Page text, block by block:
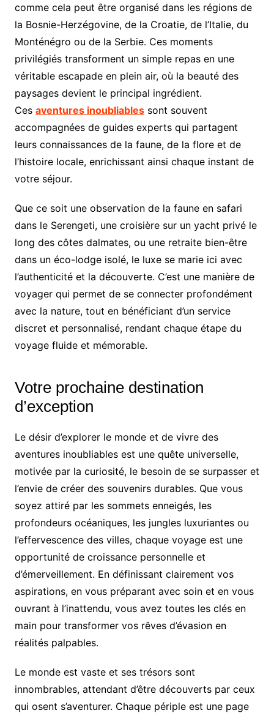
comme cela peut être organisé dans les régions de
la Bosnie-Herzégovine, de la Croatie, de l’Italie, du
Monténégro ou de la Serbie. Ces moments
privilégiés transforment un simple repas en une
véritable escapade en plein air, où la beauté des
paysages devient le principal ingrédient.
Ces aventures inoubliablessont souvent
accompagnées de guides experts qui partagent
leurs connaissances de la faune, de la flore et de
l’histoire locale, enrichissant ainsi chaque instant de
votre séjour.
Que ce soit une observation de la faune en safari
dans le Serengeti, une croisière sur un yacht privé le
long des côtes dalmates, ou une retraite bien-être
dans un éco-lodge isolé, le luxe se marie ici avec
l’authenticité et la découverte. C’est une manière de
voyager qui permet de se connecter profondément
avec la nature, tout en bénéficiant d’un service
discret et personnalisé, rendant chaque étape du
voyage fluide et mémorable.
Votre prochaine destination
d’exception
Le désir d’explorer le monde et de vivre des
aventures inoubliables est une quête universelle,
motivée par la curiosité, le besoin de se surpasser et
l’envie de créer des souvenirs durables. Que vous
soyez attiré par les sommets enneigés, les
profondeurs océaniques, les jungles luxuriantes ou
l’effervescence des villes, chaque voyage est une
opportunité de croissance personnelle et
d’émerveillement. En définissant clairement vos
aspirations, en vous préparant avec soin et en vous
ouvrant à l’inattendu, vous avez toutes les clés en
main pour transformer vos rêves d’évasion en
réalités palpables.
Le monde est vaste et ses trésors sont
innombrables, attendant d’être découverts par ceux
qui osent s’aventurer. Chaque périple est une page